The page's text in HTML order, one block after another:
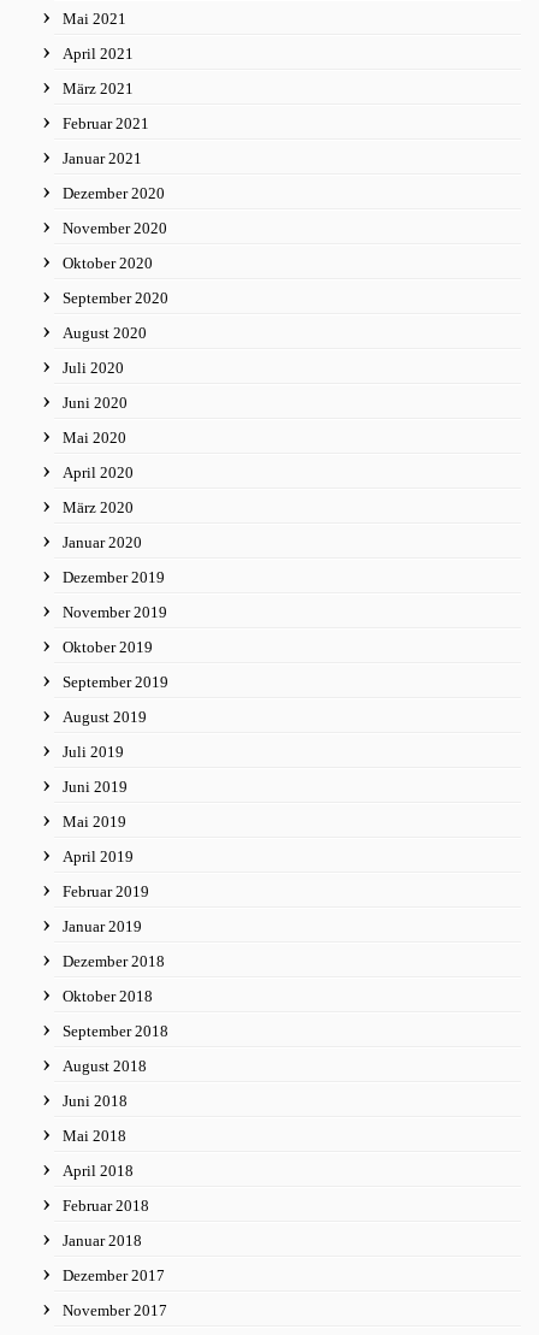
Mai 2021
April 2021
März 2021
Februar 2021
Januar 2021
Dezember 2020
November 2020
Oktober 2020
September 2020
August 2020
Juli 2020
Juni 2020
Mai 2020
April 2020
März 2020
Januar 2020
Dezember 2019
November 2019
Oktober 2019
September 2019
August 2019
Juli 2019
Juni 2019
Mai 2019
April 2019
Februar 2019
Januar 2019
Dezember 2018
Oktober 2018
September 2018
August 2018
Juni 2018
Mai 2018
April 2018
Februar 2018
Januar 2018
Dezember 2017
November 2017